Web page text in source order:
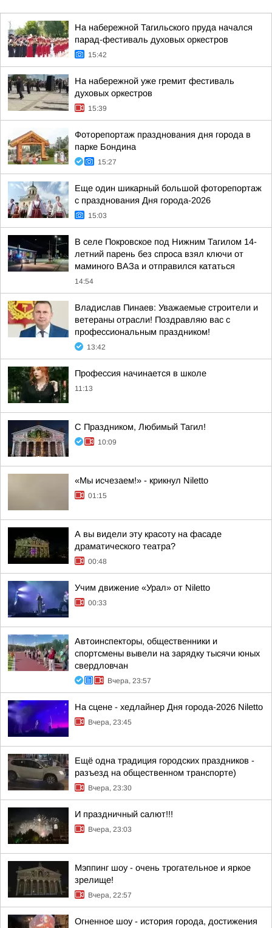
На набережной Тагильского пруда начался
парад-фестиваль духовых оркестров
15:42
На набережной уже гремит фестиваль
духовых оркестров
15:39
Фоторепортаж празднования дня города в
парке Бондина
15:27
Еще один шикарный большой фоторепортаж
с празднования Дня города-2026
15:03
В селе Покровское под Нижним Тагилом 14-
летний парень без спроса взял ключи от
маминого ВАЗа и отправился кататься
14:54
Владислав Пинаев: Уважаемые строители и
ветераны отрасли! Поздравляю вас с
профессиональным праздником!
13:42
Профессия начинается в школе
11:13
С Праздником, Любимый Тагил!
10:09
«Мы исчезаем!» - крикнул Niletto
01:15
А вы видели эту красоту на фасаде
драматического театра?
00:48
Учим движение «Урал» от Niletto
00:33
Автоинспекторы, общественники и
спортсмены вывели на зарядку тысячи юных
свердловчан
Вчера, 23:57
На сцене - хедлайнер Дня города-2026 Niletto
Вчера, 23:45
Ещё одна традиция городских праздников -
разъезд на общественном транспорте)
Вчера, 23:30
И праздничный салют!!!
Вчера, 23:03
Мэппинг шоу - очень трогательное и яркое
зрелище!
Вчера, 22:57
Огненное шоу - история города, достижения